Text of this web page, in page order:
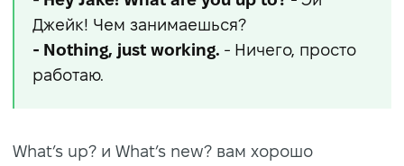
Джейк! Чем занимаешься?
- Nothing, just working. - Ничего, просто
работаю.
What’s up? и What’s new? вам хорошо